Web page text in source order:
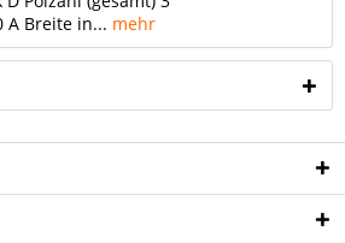
A Breite in... mehr